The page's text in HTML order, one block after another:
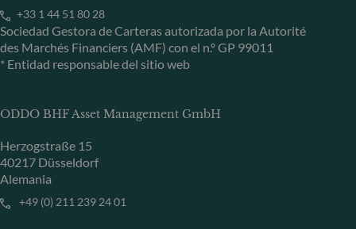
+33 1 44 51 80 28
Sociedad Gestora de Carteras autorizada por la Autorité
des Marchés Financiers (AMF) con el n.º GP 99011
* Entidad responsable del sitio web
ODDO BHF Asset Management GmbH
Herzogstraße 15
40217 Düsseldorf
Alemania
+49 (0) 211 239 24 01